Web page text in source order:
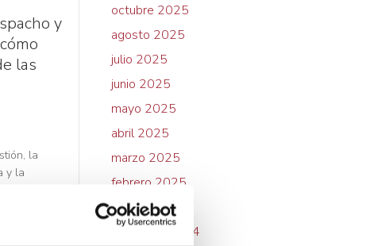
y
las
la
y la
octubre 2025
agosto 2025
julio 2025
junio 2025
mayo 2025
abril 2025
marzo 2025
febrero 2025
enero 2025
diciembre 2024